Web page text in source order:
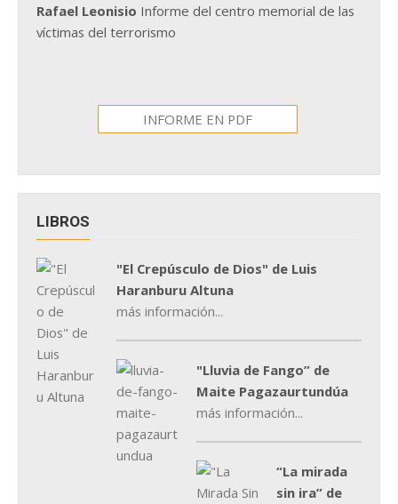
Rafael Leonisio Informe del centro memorial de las
víctimas del terrorismo
INFORME EN PDF
LIBROS
"El Crepúsculo de Dios" de Luis
Haranburu Altuna
más información...
"Lluvia de Fango” de
Maite Pagazaurtundúa
más información...
“La mirada
sin ira” de